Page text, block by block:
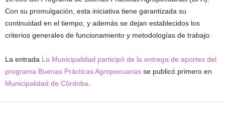
Con su promulgación, esta iniciativa tiene garantizada su
continuidad en el tiempo, y además se dejan establecidos los
criterios generales de funcionamiento y metodologías de trabajo.
La entrada La Municipalidad participó de la entrega de aportes del
programa Buenas Prácticas Agropecuarias se publicó primero en
Municipalidad de Córdoba